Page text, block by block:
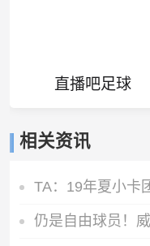
直播吧足球
相关资讯